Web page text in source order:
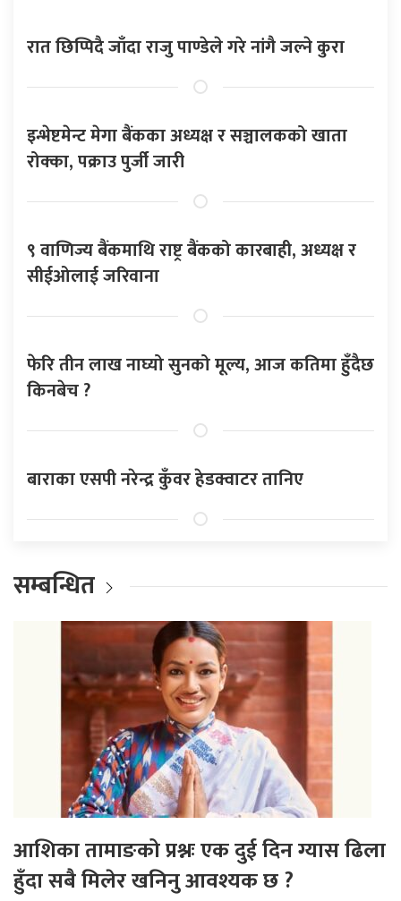
रात छिप्पिदै जाँदा राजु पाण्डेले गरे नांगै जल्ने कुरा
इन्भेष्टमेन्ट मेगा बैंकका अध्यक्ष र सञ्चालकको खाता
रोक्का, पक्राउ पुर्जी जारी
९ वाणिज्य बैंकमाथि राष्ट्र बैंकको कारबाही, अध्यक्ष र
सीईओलाई जरिवाना
फेरि तीन लाख नाघ्यो सुनको मूल्य, आज कतिमा हुँदैछ
किनबेच ?
बाराका एसपी नरेन्द्र कुँवर हेडक्वाटर तानिए
सम्बन्धित
आशिका तामाङको प्रश्नः एक दुई दिन ग्यास ढिला
हुँदा सबै मिलेर खनिनु आवश्यक छ ?